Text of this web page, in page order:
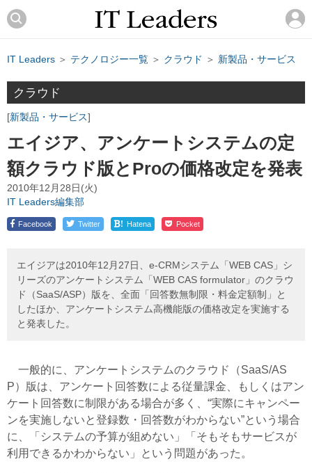
IT Leaders ＞ テクノロジー一覧 ＞ クラウド ＞ 新製品・サービス
クラウド
新製品・サービス
エイジア、アンケートシステムの定
額クラウド版とProの価格改定を発表
2010年12月28日(火)
IT Leaders編集部
Facebook Twitter ! Hatena Pocket
エイジアは2010年12月27日、e-CRMシステム「WEB CAS」シ
リーズのアンケートシステム「WEB CAS formulator」のクラウ
ド（SaaS/ASP）版を、全面「回答数無制限・料金定額制」と
したほか、アンケートシステム高機能版の価格改定を実施する
と発表した。
一般的に、アンケートシステムのクラウド（SaaS/AS
P）版は、アンケート回答数による従量課金、もしくはアン
ケート回答数に制限がある場合が多く、“実際にキャンペー
ンを実施しないと登録数・回答数がわからない”という場合
に、「システムの予算が組めない」「そもそもサービスが
利用できるかわからない」という問題があった。